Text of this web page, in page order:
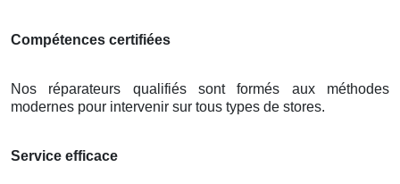
Compétences certifiées
Nos réparateurs qualifiés sont formés aux méthodes
modernes pour intervenir sur tous types de stores.
Service efficace